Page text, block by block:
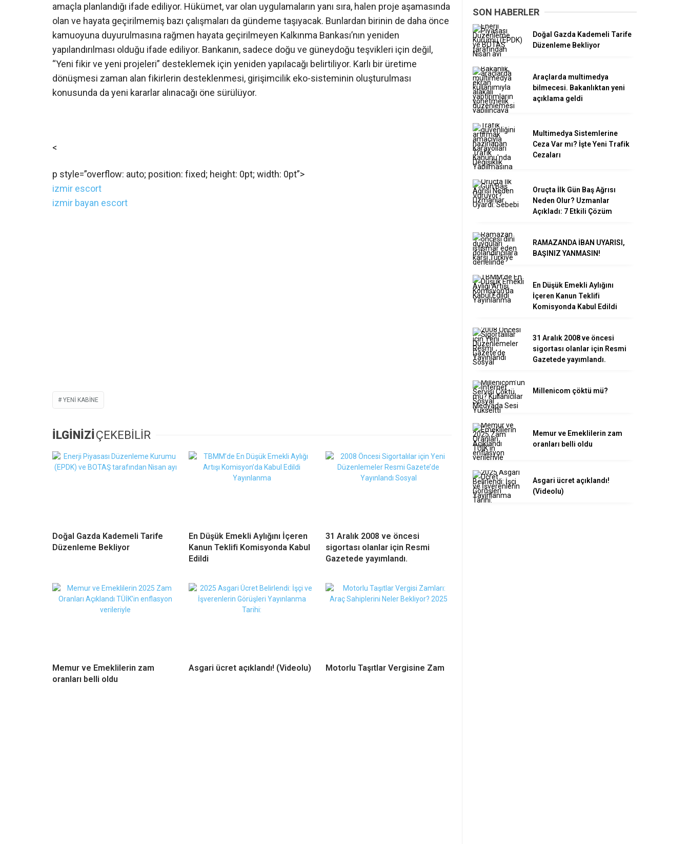
amaçla planlandığı ifade ediliyor. Hükümet, var olan uygulamaların yanı sıra, halen proje aşamasında
olan ve hayata geçirilmemiş bazı çalışmaları da gündeme taşıyacak. Bunlardan birinin de daha önce
kamuoyuna duyurulmasına rağmen hayata geçirilmeyen Kalkınma Bankası’nın yeniden
yapılandırılması olduğu ifade ediliyor. Bankanın, sadece doğu ve güneydoğu teşvikleri için değil,
“Yeni fikir ve yeni projeleri” desteklemek için yeniden yapılacağı belirtiliyor. Karlı bir üretime
dönüşmesi zaman alan fikirlerin desteklenmesi, girişimcilik eko-sisteminin oluşturulması
konusunda da yeni kararlar alınacağı öne sürülüyor.
<
p style=”overflow: auto; position: fixed; height: 0pt; width: 0pt”>
izmir escort
izmir bayan escort
YENI KABINE
İLGİNİZİÇEKEBİLİR
Doğal Gazda Kademeli Tarife
Düzenleme Bekliyor
En Düşük Emekli Aylığını İçeren
Kanun Teklifi Komisyonda Kabul
Edildi
31 Aralık 2008 ve öncesi
sigortası olanlar için Resmi
Gazetede yayımlandı.
Memur ve Emeklilerin zam
oranları belli oldu
Asgari ücret açıklandı! (Videolu) Motorlu Taşıtlar Vergisine Zam
SON HABERLER
Doğal Gazda Kademeli Tarife
Düzenleme Bekliyor
Araçlarda multimedya
bilmecesi. Bakanlıktan yeni
açıklama geldi
Multimedya Sistemlerine
Ceza Var mı? İşte Yeni Trafik
Cezaları
Oruçta İlk Gün Baş Ağrısı
Neden Olur? Uzmanlar
Açıkladı: 7 Etkili Çözüm
RAMAZANDA İBAN UYARISI,
BAŞINIZ YANMASIN!
En Düşük Emekli Aylığını
İçeren Kanun Teklifi
Komisyonda Kabul Edildi
31 Aralık 2008 ve öncesi
sigortası olanlar için Resmi
Gazetede yayımlandı.
Millenicom çöktü mü?
Memur ve Emeklilerin zam
oranları belli oldu
Asgari ücret açıklandı!
(Videolu)